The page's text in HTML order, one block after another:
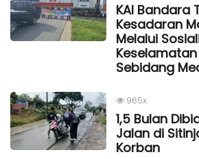
KAI Bandara
Kesadaran
Melalui
Sebidang
965x
1,5 Bulan
Jalan di
Korban